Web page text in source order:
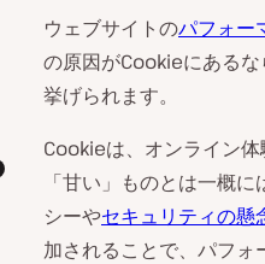
ウェブサイトのパフォー
の原因がCookieにある
挙げられます。
Cookieは、オンライン
「甘い」ものとは一概
シーやセキュリティの懸
加されることで、パフォ